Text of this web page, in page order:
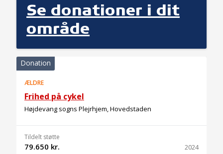
Se donationer i dit
område
Donation
ÆLDRE
Frihed på cykel
Højdevang sogns Plejrhjem, Hovedstaden
Tildelt støtte
79.650 kr. 2024